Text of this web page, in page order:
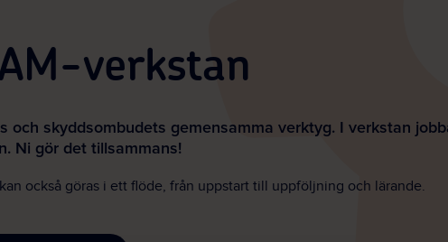
verkstan
och skyddsombudets gemensamma verktyg. I verkstan
Ni gör det tillsammans!
också göras i ett flöde, från uppstart till uppföljning och lärande.